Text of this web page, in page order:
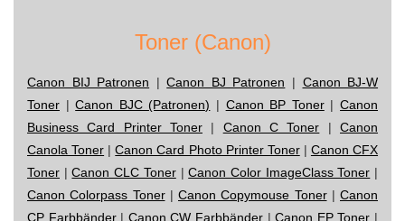
Toner (Canon)
Canon BIJ Patronen |Canon BJ Patronen | Canon BJ-W
Toner |Canon BJC (Patronen) | Canon BP Toner|Canon
Business Card Printer Toner | Canon C Toner |Canon
Canola Toner |Canon Card Photo Printer Toner| Canon CFX
Toner |Canon CLC Toner|Canon Color ImageClass Toner |
Canon Colorpass Toner| Canon Copymouse Toner| Canon
CP Farbbänder| Canon CW Farbbänder |Canon EP Toner |